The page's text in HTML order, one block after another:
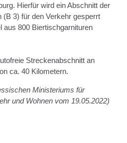
Hierfür wird ein Abschnitt der
(B 3) für den Verkehr gesperrt
aus 800 Biertischgarnituren
Streckenabschnitt an
ca. 40 Kilometern.
Ministeriums für
und Wohnen vom 19.05.2022)